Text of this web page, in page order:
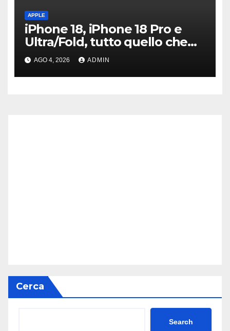
APPLE
iPhone 18, iPhone 18 Pro e
Ultra/Fold, tutto quello che
sappiamo ad oggi
AGO 4, 2026 ADMIN
Cerca
Search